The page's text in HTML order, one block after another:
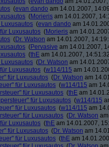
(evan dando am 14.01.2007,
(Morieris am 14.01.2007,
(evan dando am
Luxusautos (Morieris am
(Dr. Watson am 14.01.2007,
(Pervasive am 14.01.2007,
(thE am 14.01.2007,
(Dr. Watson am
Luxusautos (w114/115 am
für Luxusautos (Dr. Watson am
für Luxusautos (w114/115 am
für Luxusautos (thE am
für Luxusautos (w114/115
für Luxusautos (w114/115 am
für Luxusautos (Dr. Watson
Luxusautos (thE am 14.01.2007,
für Luxusautos (Dr. Watson am
für Luxusautos (thE am